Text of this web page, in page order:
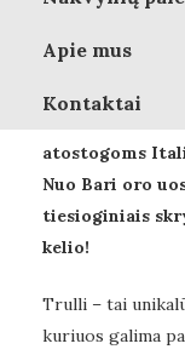
Azija
Šiaurės
Kelionių
Apie mus
Kontaktai
atostogoms
Nuo Bari oro
tiesioginiais
kelio!
Trulli – tai
kuriuos galima